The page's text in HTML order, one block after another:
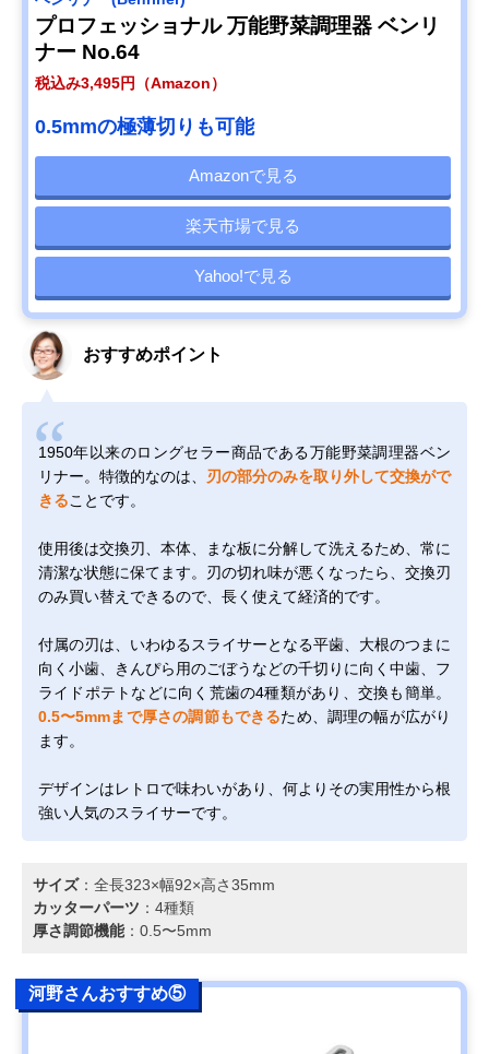
プロフェッショナル 万能野菜調理器 ベンリ
ナー No.64
税込み3,495円（Amazon）
0.5mmの極薄切りも可能
Amazonで見る
楽天市場で見る
Yahoo!で見る
おすすめポイント
1950年以来のロングセラー商品である万能野菜調理器ベン
リナー。特徴的なのは、 刃の部分のみを取り外して交換がで
きることです。
使用後は交換刃、本体、まな板に分解して洗えるため、常に
清潔な状態に保てます。刃の切れ味が悪くなったら、交換刃
のみ買い替えできるので、長く使えて経済的です。
付属の刃は、いわゆるスライサーとなる平歯、大根のつまに
向く小歯、きんぴら用のごぼうなどの千切りに向く中歯、フ
ライドポテトなどに向く荒歯の4種類があり、交換も簡単。
0.5〜5mmまで厚さの調節もできるため、調理の幅が広がり
ます。
デザインはレトロで味わいがあり、何よりその実用性から根
強い人気のスライサーです。
サイズ：全長323×幅92×高さ35mm
カッターパーツ ：4種類
厚さ調節機能：0.5〜5mm
河野さんおすすめ⑤